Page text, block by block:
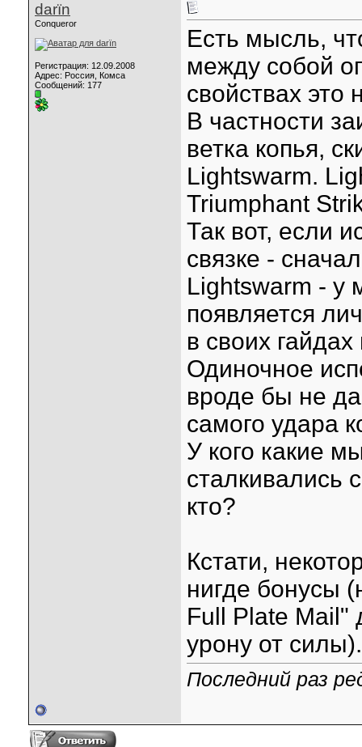
darїn
Conqueror
Регистрация: 12.09.2008
Адрес: Россия, Комса
Сообщений: 177
Есть мысль,
между собой
свойствах это
В частности
ветка копья,
Lightswarm.
Triumphant
Так вот, если
связке -
Lightswarm - у
появляется
в своих
Одиночное
вроде бы не
самого удара
У кого какие
сталкивались
кто?
Кстати,
нигде бонусы
Full Plate Mail"
урону от силы).
Последний раз